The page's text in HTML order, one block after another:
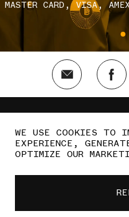
MASTER CARD, VISA,
LEGALS
WE USE COOKIES TO
EXPERIENCE,
OPTIMIZE OUR